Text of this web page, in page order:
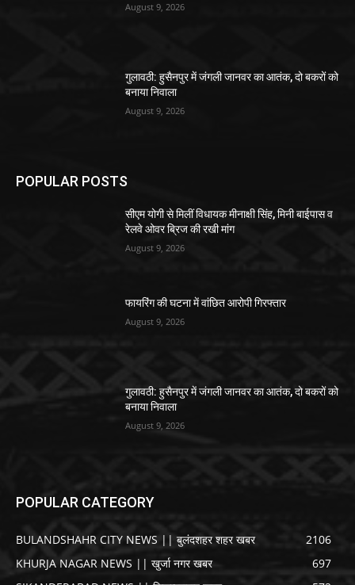
August 9, 2026
गुलावठी: हुसैनपुर में जंगली जानवर का आतंक, दो बकरों को
बनाया निवाला
August 9, 2026
POPULAR POSTS
सीएम योगी से मिलीं विधायक मीनाक्षी सिंह, मिनी बाईपास व
रेलवे ओवर ब्रिज की रखी मांग
August 9, 2026
फायरिंग की घटना में वांछित आरोपी गिरफ्तार
August 9, 2026
गुलावठी: हुसैनपुर में जंगली जानवर का आतंक, दो बकरों को
बनाया निवाला
August 9, 2026
POPULAR CATEGORY
BULANDSHAHR CITY NEWS || बुलंदशहर शहर खबर
2106
KHURJA NAGAR NEWS || खुर्जा नगर खबर
697